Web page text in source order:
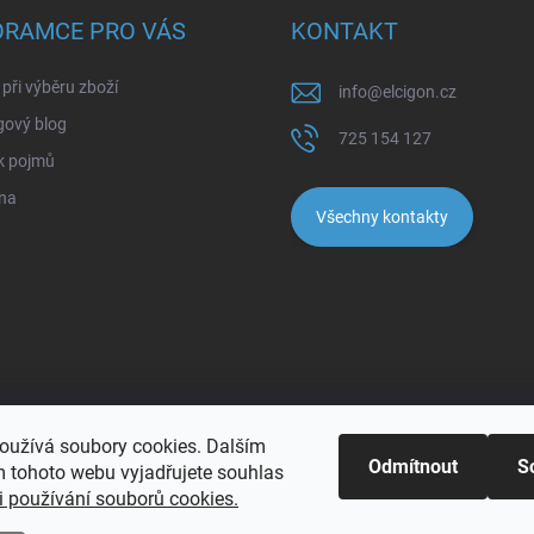
soubory cookies. Dalším
tohoto webu vyjadřujete souhlas
používání souborů cookies.
Odmítnout
PRO VÁS
při výběru zboží
blog
pojmů
KONTAKT
info@elcigon.cz
725 154 127
Všechny kontakty